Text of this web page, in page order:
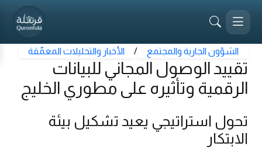
الشؤون الجارية والمجتمع / الأخبار والتحليلات المعمّقة
تقييد الوصول المجاني للبيانات
الرقمية وتأثيره على مطوري الخليج
تحول استراتيجي يعيد تشكيل بيئة
الابتكار